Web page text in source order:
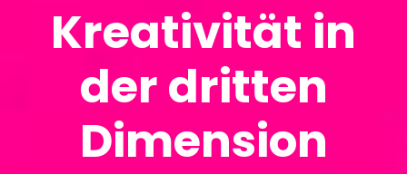
Kreativität in
der dritten
Dimension